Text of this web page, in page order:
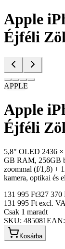
Apple
Éjféli
APPLE
Apple
Éjféli
5,8" OLED 2436 ×
GB RAM, 256GB
zoommal (f/1,8) +
kamera, optikai és
131 995 Ft327 370
131 995 Ft excl.
Csak 1 maradt
SKU: 485081EAN:
Kosárba